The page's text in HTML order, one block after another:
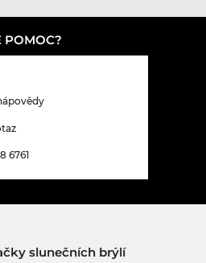
POMOC?
6761
slunečních brýlí